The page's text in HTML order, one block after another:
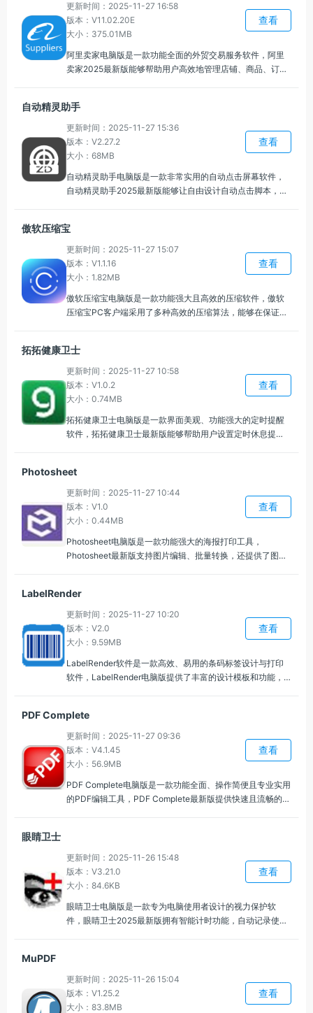
更新时间：2025-11-27 16:58
版本：V11.02.20E
大小：375.01MB
查看
阿里卖家电脑版是一款功能全面的外贸交易服务软件，阿里
卖家2025最新版能够帮助用户高效地管理店铺、商品、订单
自动精灵助手
更新时间：2025-11-27 15:36
版本：V2.27.2
大小：68MB
查看
自动精灵助手电脑版是一款非常实用的自动点击屏幕软件，
自动精灵助手2025最新版能够让自由设计自动点击脚本，设
事情。
傲软压缩宝
更新时间：2025-11-27 15:07
版本：V1.1.16
大小：1.82MB
查看
傲软压缩宝电脑版是一款功能强大且高效的压缩软件，傲软
压缩宝PC客户端采用了多种高效的压缩算法，能够在保证文
拓拓健康卫士
更新时间：2025-11-27 10:58
版本：V1.0.2
大小：0.74MB
查看
拓拓健康卫士电脑版是一款界面美观、功能强大的定时提醒
软件，拓拓健康卫士最新版能够帮助用户设置定时休息提
Photosheet
更新时间：2025-11-27 10:44
版本：V1.0
大小：0.44MB
查看
Photosheet电脑版是一款功能强大的海报打印工具，
Photosheet最新版支持图片编辑、批量转换，还提供了图片
宣传单等设计。
LabelRender
更新时间：2025-11-27 10:20
版本：V2.0
大小：9.59MB
查看
LabelRender软件是一款高效、易用的条码标签设计与打印
软件，LabelRender电脑版提供了丰富的设计模板和功能，
软件进行打印设置，轻松连接打印设备，快速打印标签。
PDF Complete
更新时间：2025-11-27 09:36
版本：V4.1.45
大小：56.9MB
查看
PDF Complete电脑版是一款功能全面、操作简便且专业实用
的PDF编辑工具，PDF Complete最新版提供快速且流畅的
眼睛卫士
更新时间：2025-11-26 15:48
版本：V3.21.0
大小：84.6KB
查看
眼睛卫士电脑版是一款专为电脑使用者设计的视力保护软
件，眼睛卫士2025最新版拥有智能计时功能，自动记录使用
MuPDF
更新时间：2025-11-26 15:04
版本：V1.25.2
大小：83.8MB
查看